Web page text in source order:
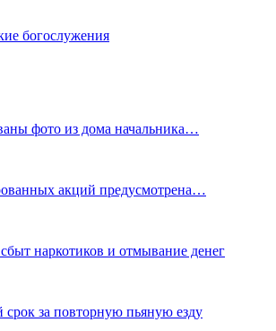
богослужения
фото из дома начальника…
акций предусмотрена…
наркотиков и отмывание денег
за повторную пьяную езду